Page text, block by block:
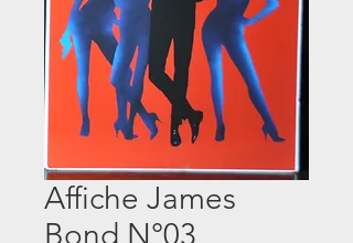
Affiche James
Bond N°03